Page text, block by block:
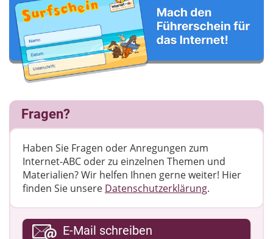
Fragen?
Haben Sie Fragen oder Anregungen zum
Internet-ABC oder zu einzelnen Themen und
Materialien? Wir helfen Ihnen gerne weiter! ​Hier
finden Sie unsere Datenschutzerklärung.
Ihre E-Mail-Adresse
E-Mail schreiben